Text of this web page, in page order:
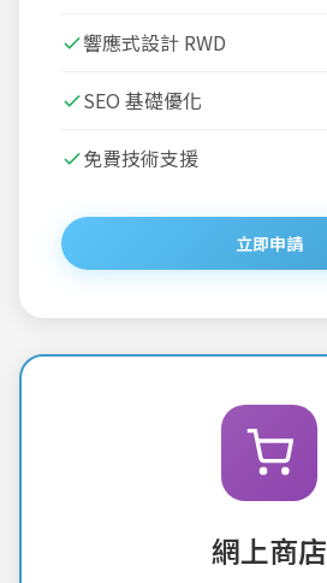
響應式設計 RWD
SEO 基礎優化
免費技術支援
立即申請
網上商店